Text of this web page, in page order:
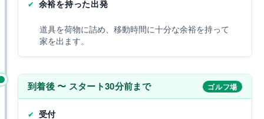
余裕を持った出発
道具を荷物に詰め、移動時間に十分な余裕を持って
家を出ます。
到着後 〜 スタート30分前まで ゴルフ場
受付